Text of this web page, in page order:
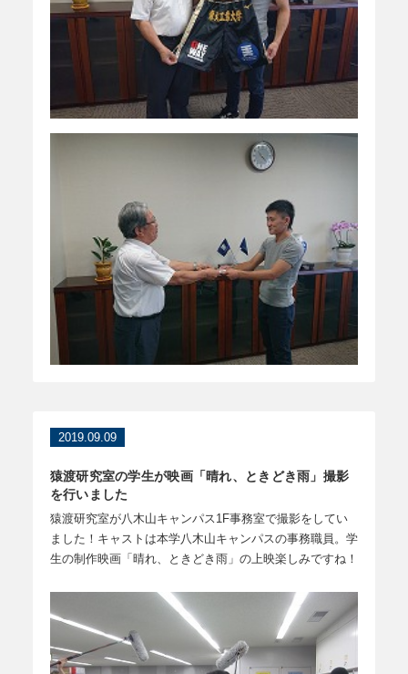
2019.09.09
猿渡研究室の学生が映画「晴れ、ときどき雨」撮影
を行いました
猿渡研究室が八木山キャンパス1F事務室で撮影をしてい
ました！キャストは本学八木山キャンパスの事務職員。学
生の制作映画「晴れ、ときどき雨」の上映楽しみですね！